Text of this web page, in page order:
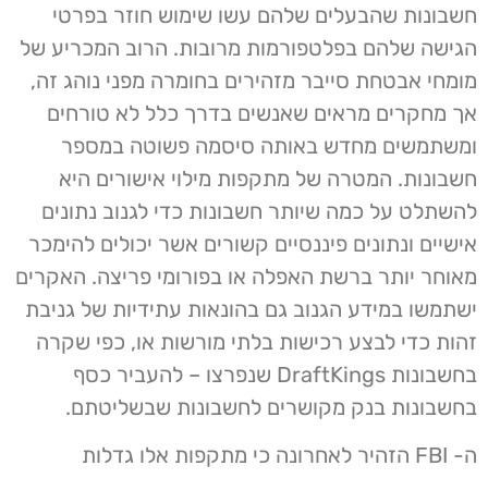
חשבונות שהבעלים שלהם עשו שימוש חוזר בפרטי
הגישה שלהם בפלטפורמות מרובות. הרוב המכריע של
מומחי אבטחת סייבר מזהירים בחומרה מפני נוהג זה,
אך מחקרים מראים שאנשים בדרך כלל לא טורחים
ומשתמשים מחדש באותה סיסמה פשוטה במספר
חשבונות. המטרה של מתקפות מילוי אישורים היא
להשתלט על כמה שיותר חשבונות כדי לגנוב נתונים
אישיים ונתונים פיננסיים קשורים אשר יכולים להימכר
מאוחר יותר ברשת האפלה או בפורומי פריצה. האקרים
ישתמשו במידע הגנוב גם בהונאות עתידיות של גניבת
זהות כדי לבצע רכישות בלתי מורשות או, כפי שקרה
בחשבונות DraftKings שנפרצו – להעביר כסף
בחשבונות בנק מקושרים לחשבונות שבשליטתם.
ה- FBI הזהיר לאחרונה כי מתקפות אלו גדלות